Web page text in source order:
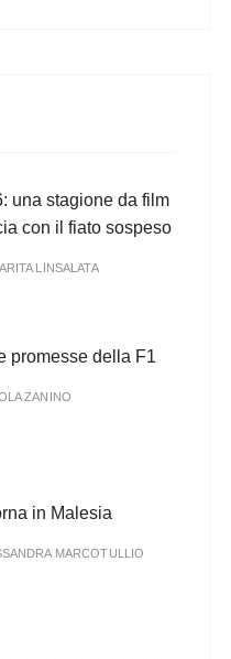
una stagione da film
con il fiato sospeso
LINSALATA
promesse della F1
ZANINO
in Malesia
MARCOTULLIO